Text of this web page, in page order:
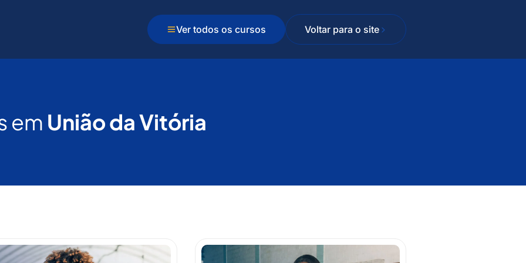
Ver todos os cursos Voltar para o site
em União da Vitória